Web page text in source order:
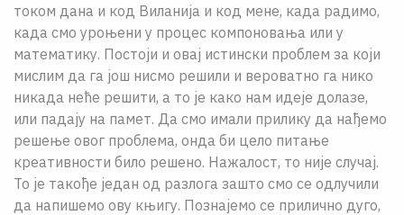
током дана и код Виланија и код мене, када радимо,
када смо уроњени у процес компоновања или у
математику. Постоји и овај истински проблем за који
мислим да га још нисмо решили и вероватно га нико
никада неће решити, а то је како нам идеје долазе,
или падају на памет. Да смо имали прилику да нађемо
решење овог проблема, онда би цело питање
креативности било решено. Нажалост, то није случај.
То је такође један од разлога зашто смо се одлучили
да напишемо ову књигу. Познајемо се прилично дуго,